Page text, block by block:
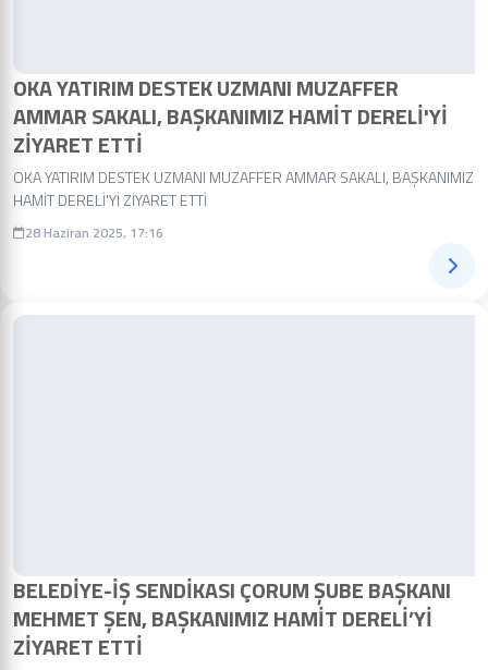
OKA YATIRIM DESTEK UZMANI MUZAFFER
AMMAR SAKALI, BAŞKANIMIZ HAMİT DERELİ'Yİ
ZİYARET ETTİ
OKA YATIRIM DESTEK UZMANI MUZAFFER AMMAR SAKALI, BAŞKANIMIZ
HAMİT DERELİ'Yİ ZİYARET ETTİ
28 Haziran 2025, 17:16
BELEDİYE-İŞ SENDİKASI ÇORUM ŞUBE BAŞKANI
MEHMET ŞEN, BAŞKANIMIZ HAMİT DERELİ’Yİ
ZİYARET ETTİ